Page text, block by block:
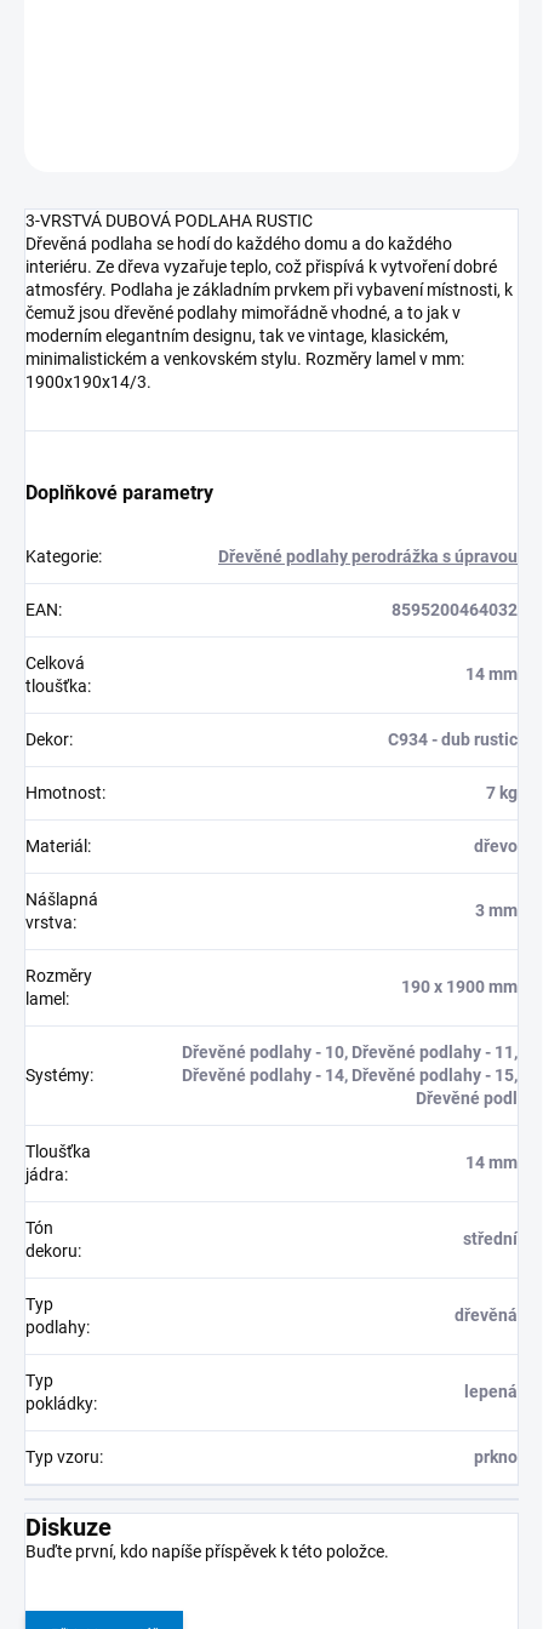
3-VRSTVÁ DUBOVÁ PODLAHA RUSTIC
Dřevěná podlaha se hodí do každého domu a do každého
interiéru. Ze dřeva vyzařuje teplo, což přispívá k vytvoření dobré
atmosféry. Podlaha je základním prvkem při vybavení místnosti, k
čemuž jsou dřevěné podlahy mimořádně vhodné, a to jak v
moderním elegantním designu, tak ve vintage, klasickém,
minimalistickém a venkovském stylu. Rozměry lamel v mm:
1900x190x14/3.
Doplňkové parametry
Kategorie: Dřevěné podlahy perodrážka s úpravou
EAN: 8595200464032
Celková
tloušťka:
14 mm
Dekor: C934 - dub rustic
Hmotnost: 7 kg
Materiál : dřevo
Nášlapná
vrstva:
3 mm
Rozměry
lamel :
190 x 1900 mm
Systémy:
Dřevěné podlahy - 10, Dřevěné podlahy - 11,
Dřevěné podlahy - 14, Dřevěné podlahy - 15,
Dřevěné podl
Tloušťka
jádra:
14 mm
Tón
dekoru:
střední
Typ
podlahy:
dřevěná
Typ
pokládky:
lepená
Typ vzoru: prkno
Diskuze
Buďte první, kdo napíše příspěvek k této položce.